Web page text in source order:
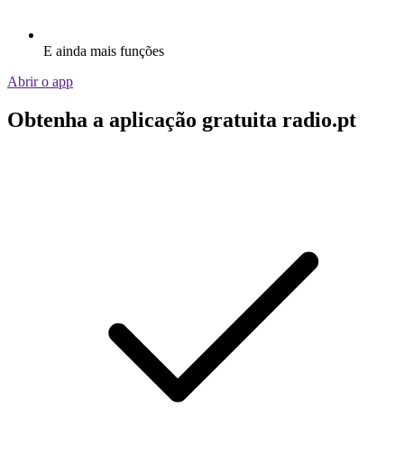
E ainda mais funções
Abrir o app
Obtenha a aplicação gratuita radio.pt